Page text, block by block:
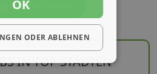
aufrufen
IN TOP STÄDTEN
OK
ODER ABLEHNEN